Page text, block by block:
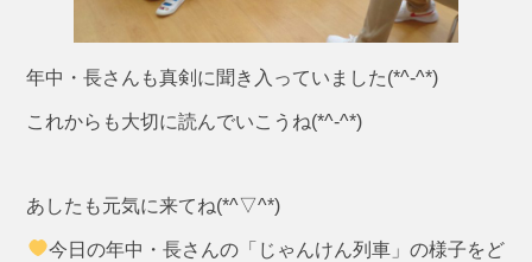
年中・長さんも真剣に聞き入っていました(*^-^*)
これからも大切に読んでいこうね(*^-^*)
あしたも元気に来てね(*^▽^*)
今日の年中・長さんの「じゃんけん列車」の様子をど